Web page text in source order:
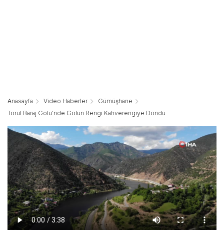
Anasayfa Video Haberler
Gümüşhane
Torul Baraj Gölü'nde Gölün Rengi Kahverengiye Döndü